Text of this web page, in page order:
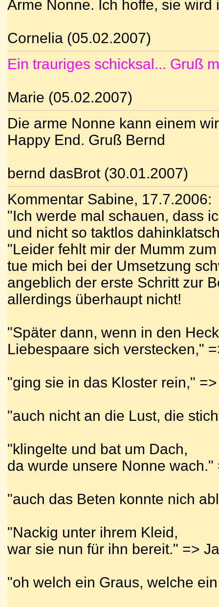
Arme Nonne. Ich hoffe, sie
Cornelia (05.02.2007)
Ein trauriges schicksal... Gruß
Marie (05.02.2007)
Die arme Nonne kann einem
Happy End. Gruß Bernd
bernd dasBrot (30.01.2007)
Kommentar Sabine, 17.7.2006:
"Ich werde mal schauen, dass
und nicht so taktlos
"Leider fehlt mir der Mumm
tue mich bei der Umsetzung
angeblich der erste Schritt zur
allerdings überhaupt nicht!
"Später dann, wenn in den
Liebespaare sich verstecken,"
"ging sie in das Kloster rein,"
"auch nicht an die Lust, die
"klingelte und bat um Dach,
da wurde unsere Nonne
"auch das Beten konnte nich
"Nackig unter ihrem Kleid,
war sie nun für ihn bereit." =>
"oh welch ein Graus, welche